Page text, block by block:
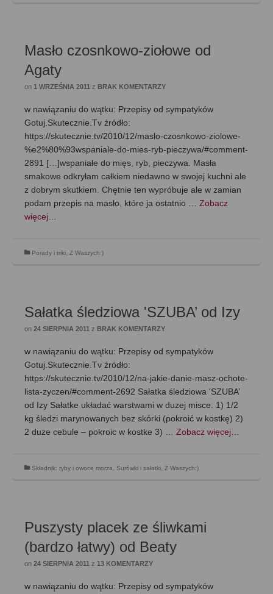
Masło czosnkowo-ziołowe od
Agaty
on 1 WRZEŚNIA 2011 z BRAK KOMENTARZY
w nawiązaniu do wątku: Przepisy od sympatyków
Gotuj.Skutecznie.Tv źródło:
https://skutecznie.tv/2010/12/maslo-czosnkowo-ziolowe-
%e2%80%93wspaniale-do-mies-ryb-pieczywa/#comment-
2891 […]wspaniałe do mięs, ryb, pieczywa. Masła
smakowe odkryłam całkiem niedawno w swojej kuchni ale
z dobrym skutkiem. Chętnie ten wypróbuje ale w zamian
podam przepis na masło, które ja ostatnio … Zobacz
więcej…
Porady i triki Z Waszych:)
Sałatka śledziowa 'SZUBA’ od Izy
on 24 SIERPNIA 2011 z BRAK KOMENTARZY
w nawiązaniu do wątku: Przepisy od sympatyków
Gotuj.Skutecznie.Tv źródło:
https://skutecznie.tv/2010/12/na-jakie-danie-masz-ochote-
lista-zyczen/#comment-2692 Sałatka śledziowa 'SZUBA’
od Izy Sałatke układać warstwami w duzej misce: 1) 1/2
kg śledzi marynowanych bez skórki (pokroić w kostkę) 2)
2 duze cebule – pokroic w kostke 3) … Zobacz więcej…
Składnik: ryby i owoce morza Surówki i sałatki Z Waszych:)
Puszysty placek ze śliwkami
(bardzo łatwy) od Beaty
on 24 SIERPNIA 2011 z 13 KOMENTARZY
w nawiązaniu do wątku: Przepisy od sympatyków